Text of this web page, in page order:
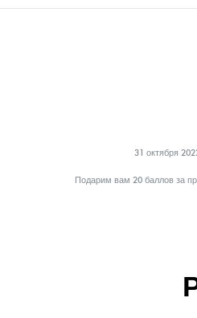
31 октября
Подарим вам 20 баллов за